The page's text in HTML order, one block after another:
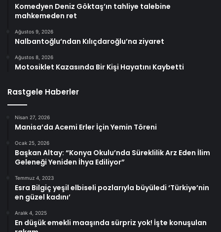
Komedyen Deniz Göktaş’ın tahliye talebine
mahkemeden ret
Ağustos 9, 2026
Nalbantoğlu’ndan Kılıçdaroğlu’na ziyaret
Ağustos 8, 2026
Motosiklet Kazasında Bir Kişi Hayatını Kaybetti
Rastgele Haberler
Nisan 27, 2026
Manisa’da Acemi Erler İçin Yemin Töreni
Ocak 25, 2026
Başkan Altay: “Konya Okulu’nda Süreklilik Arz Eden İlim
Geleneği Yeniden İhya Ediliyor”
Temmuz 4, 2023
Esra Bilgiç yeşil elbiseli pozlarıyla büyüledi ‘Türkiye’nin
en güzel kadını’
Aralık 4, 2025
En düşük emekli maaşında sürpriz yok! İşte konuşulan